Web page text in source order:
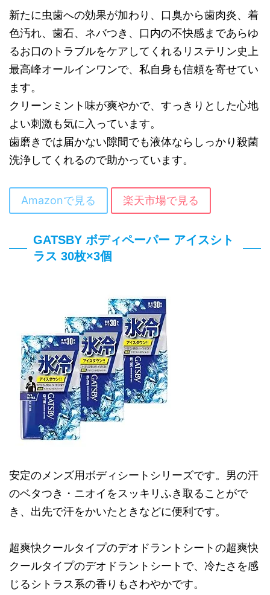
新たに虫歯への効果が加わり、口臭から歯肉炎、着
色汚れ、歯石、ネバつき、口内の不快感まであらゆ
るお口のトラブルをケアしてくれるリステリン史上
最高峰オールインワンで、私自身も信頼を寄せてい
ます。
クリーンミント味が爽やかで、すっきりとした心地
よい刺激も気に入っています。
歯磨きでは届かない隙間でも液体ならしっかり殺菌
洗浄してくれるので助かっています。
Amazonで見る 楽天市場で見る
GATSBY ボディペーパー アイスシト
ラス 30枚×3個
安定のメンズ用ボディシートシリーズです。男の汗
のベタつき・ニオイをスッキリふき取ることがで
き、出先で汗をかいたときなどに便利です。
超爽快クールタイプのデオドラントシートの超爽快
クールタイプのデオドラントシートで、冷たさを感
じるシトラス系の香りもさわやかです。